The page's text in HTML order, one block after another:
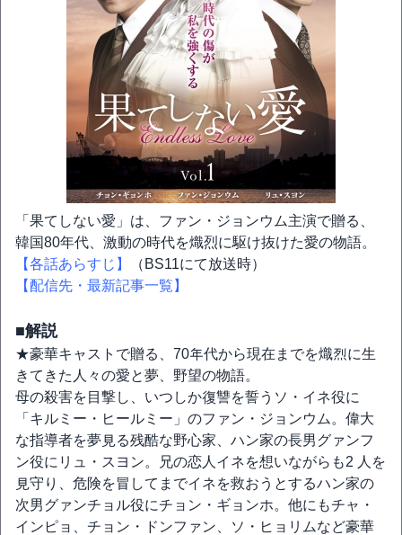
「果てしない愛」は、ファン・ジョンウム主演で贈る、
韓国80年代、激動の時代を熾烈に駆け抜けた愛の物語。
【各話あらすじ】
（BS11にて放送時）
【配信先・最新記事一覧】
■解説
★豪華キャストで贈る、70年代から現在までを熾烈に生
きてきた人々の愛と夢、野望の物語。
母の殺害を目撃し、いつしか復讐を誓うソ・イネ役に
「キルミー・ヒールミー」のファン・ジョンウム。偉大
な指導者を夢見る残酷な野心家、ハン家の長男グァンフ
ン役にリュ・スヨン。兄の恋人イネを想いながらも2 人を
見守り、危険を冒してまでイネを救おうとするハン家の
次男グァンチョル役にチョン・ギョンホ。他にもチャ・
インピョ、チョン・ドンファン、ソ・ヒョリムなど豪華